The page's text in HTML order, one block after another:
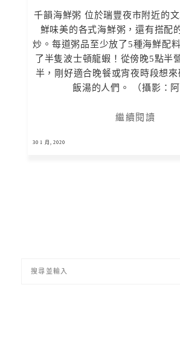
千韻海鮮粥 位於瑞豐夜市附近的
鮮味美的各式海鮮粥，還有搭配
炒。每道粥品至少放了5種海鮮配
了半隻波士頓龍蝦！從傍晚5點半
半，剛好適合晚餐或宵夜時段想
飯湯的人們。 （攝影：
繼續閱讀
30 1 月, 2020